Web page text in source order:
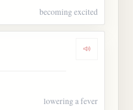
becoming excited
Dengarkan
lowering a fever